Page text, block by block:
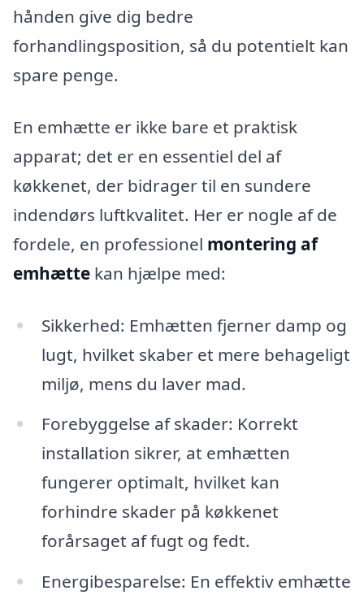
hånden give dig bedre
forhandlingsposition, så du potentielt kan
spare penge.
En emhætte er ikke bare et praktisk
apparat; det er en essentiel del af
køkkenet, der bidrager til en sundere
indendørs luftkvalitet. Her er nogle af de
fordele, en professionel montering af
emhætte kan hjælpe med:
Sikkerhed: Emhætten fjerner damp og
lugt, hvilket skaber et mere behageligt
miljø, mens du laver mad.
Forebyggelse af skader: Korrekt
installation sikrer, at emhætten
fungerer optimalt, hvilket kan
forhindre skader på køkkenet
forårsaget af fugt og fedt.
Energibesparelse: En effektiv emhætte